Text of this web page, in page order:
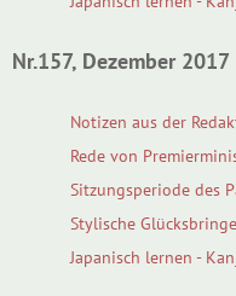
Nr.157, Dezember 2017
Notizen aus der
Rede von
Sitzungsperiode des
Stylische
Japanisch lernen -